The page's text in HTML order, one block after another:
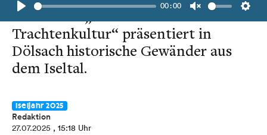
Play
00:00
Unmute
Der Verein „Handwerkskunst und
Trachtenkultur“ präsentiert in
Dölsach historische Gewänder aus
dem Iseltal.
Iseljahr 2025
Redaktion
27.07.2025 , 15:18 Uhr